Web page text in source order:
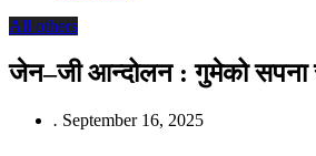
All others
जेन–जी आन्दोलन : गुमेको
. September 16, 2025